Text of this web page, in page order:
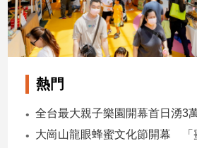
旅
遊/
美
食
座/
命
熱門